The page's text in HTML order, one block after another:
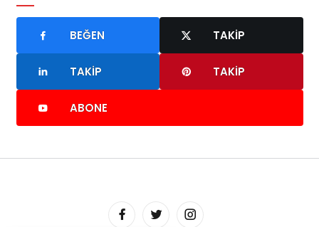
BEĞEN TAKIP
TAKIP TAKIP
ABONE